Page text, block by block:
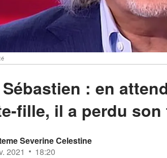
: en
fille, il a perdu
Severine Celestine
2021
18:20